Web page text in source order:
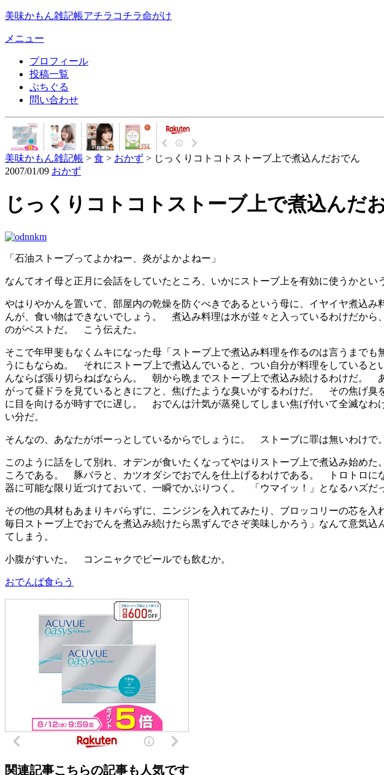
美味かもん雑記帳アチラコチラ命がけ
メニュー
プロフィール
投稿一覧
ぷちぐる
問い合わせ
美味かもん雑記帳 > 食 > おかず > じっくりコトコトストーブ上で煮込んだおでん
2007/01/09 おかず
じっくりコトコトストーブ上で煮込んだ
「石油ストーブってよかねー、炎がよかよねー」
なんてオイ母と正月に会話をしていたところ、いかにストーブ上を有効に使うかとい
やはりやかんを置いて、部屋内の乾燥を防ぐべきであるという母に、イヤイヤ煮込
んが、食い物はできないでしょう。 煮込み料理は水が並々と入っているわけだか
のがベストだ。 こう伝えた。
そこで年甲斐もなくムキになった母「ストーブ上で煮込み料理を作るのは言うまで
うにもならぬ。 それにストーブ上で煮込んでいると、つい自分が料理をしてい
んならば張り切らねばならん。 朝から晩までストーブ上で煮込み続けるわけだ。
がって昼ドラを見ているときにフと、焦げたような臭いがするわけだ。 その焦げ
に目を向けるが時すでに遅し。 おでんは汁気が蒸発してしまい焦げ付いて全滅な
い分だ。
そんなの、あなたがボーっとしているからでしょうに。 ストーブに罪は無いわけで
このように話をして別れ、オデンが食いたくなってやはりストーブ上で煮込み始め
ころである。 豚バラと、カツオダシでおでんを仕上げるわけである。 トロトロ
器に可能な限り近づけておいて、一瞬でかぶりつく。 「ウマイッ！」となるハズだ
その他の具材もあまりキバらずに、ニンジンを入れてみたり、ブロッコリーの芯を
毎日ストーブ上でおでんを煮込み続けたら黒ずんでさぞ美味しかろう」なんて意気
てしまう。
小腹がすいた。 コンニャクでビールでも飲むか。
おでんば食らう
関連記事こちらの記事も人気です